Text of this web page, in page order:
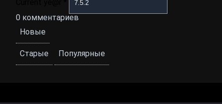
0 комментариев
Новые
Старые Популярные